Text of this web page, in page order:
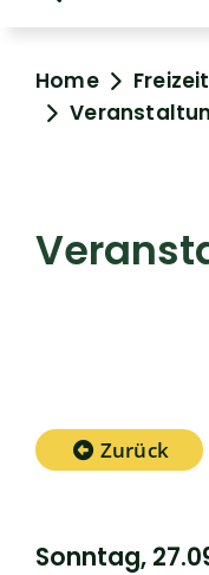
Home
Zurück
Sonntag,